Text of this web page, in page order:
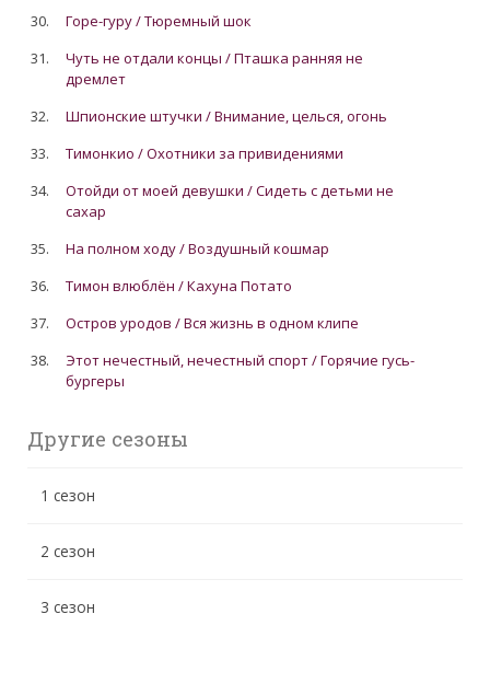
30.
Горе-гуру / Тюремный шок
31.
Чуть не отдали концы / Пташка ранняя не
дремлет
32.
Шпионские штучки / Внимание, целься, огонь
33.
Тимонкио / Охотники за привидениями
34.
Отойди от моей девушки / Сидеть с детьми не
сахар
35.
На полном ходу / Воздушный кошмар
36.
Тимон влюблён / Кахуна Потато
37.
Остров уродов / Вся жизнь в одном клипе
38.
Этот нечестный, нечестный спорт / Горячие гусь-
бургеры
Другие сезоны
1 сезон
2 сезон
3 сезон